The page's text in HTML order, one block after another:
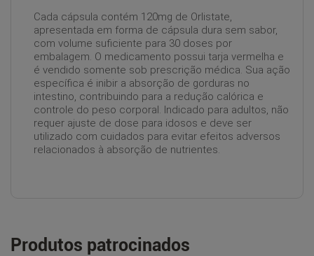
Cada cápsula contém 120mg de Orlistate,
apresentada em forma de cápsula dura sem sabor,
com volume suficiente para 30 doses por
embalagem. O medicamento possui tarja vermelha e
é vendido somente sob prescrição médica. Sua ação
específica é inibir a absorção de gorduras no
intestino, contribuindo para a redução calórica e
controle do peso corporal. Indicado para adultos, não
requer ajuste de dose para idosos e deve ser
utilizado com cuidados para evitar efeitos adversos
relacionados à absorção de nutrientes.
Produtos patrocinados